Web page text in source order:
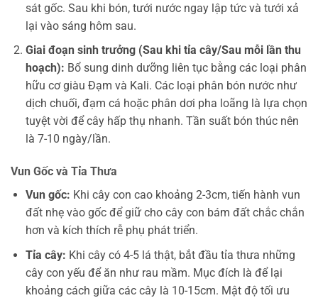
sát gốc. Sau khi bón, tưới nước ngay lập tức và tưới xả
lại vào sáng hôm sau.
Giai đoạn sinh trưởng (Sau khi tỉa cây/Sau mỗi lần thu
hoạch): Bổ sung dinh dưỡng liên tục bằng các loại phân
hữu cơ giàu Đạm và Kali. Các loại phân bón nước như
dịch chuối, đạm cá hoặc phân dơi pha loãng là lựa chọn
tuyệt vời để cây hấp thụ nhanh. Tần suất bón thúc nên
là 7-10 ngày/lần.
Vun Gốc và Tỉa Thưa
Vun gốc: Khi cây con cao khoảng 2-3cm, tiến hành vun
đất nhẹ vào gốc để giữ cho cây con bám đất chắc chắn
hơn và kích thích rễ phụ phát triển.
Tỉa cây: Khi cây có 4-5 lá thật, bắt đầu tỉa thưa những
cây con yếu để ăn như rau mầm. Mục đích là để lại
khoảng cách giữa các cây là 10-15cm. Mật độ tối ưu